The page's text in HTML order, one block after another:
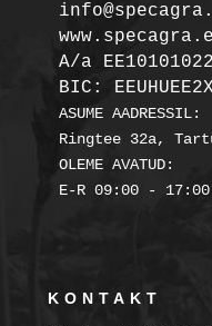
A/a
BIC: EEUHUEE2X
ASUME AADRESSIL:
Ringtee 32a,
OLEME AVATUD:
E-R 09:00 - 17:00
KONTAKT